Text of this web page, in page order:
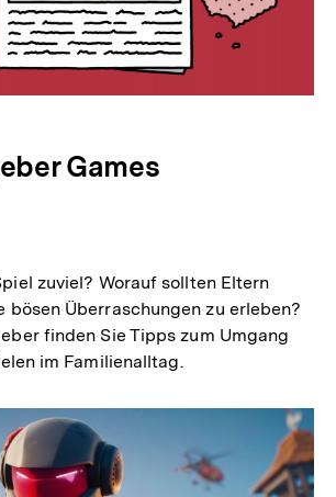
Games
zuviel? Worauf sollten Eltern
bösen Überraschungen zu erleben?
finden Sie Tipps zum Umgang
im Familienalltag.